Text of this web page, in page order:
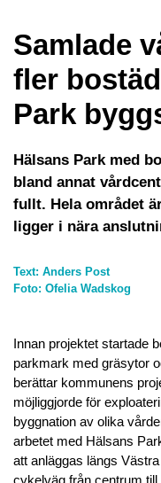
Samlade
fler
Park
Hälsans Park med
bland annat
fullt. Hela området
ligger i nära
Text: Anders Post
Foto: Ofelia Wadskog
Innan projektet startade
parkmark med gräsytor
berättar kommunens
möjliggjorde för
byggnation av olika
arbetet med Hälsans
att anläggas längs
cykelväg från centrum